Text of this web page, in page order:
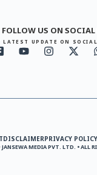
FOLLOW US ON
LATEST UPDATE ON
DISCLAIMERPRIVACY POLICY
MEDIA PVT. LTD. • ALL